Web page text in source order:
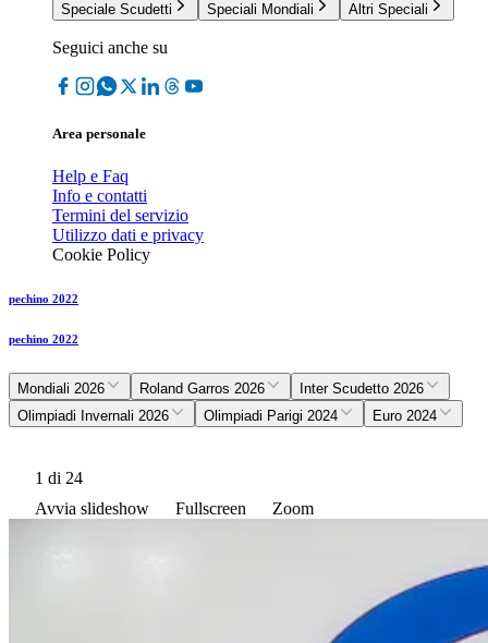
Speciale Scudetti
Speciali Mondiali Altri Speciali
Seguici anche su
Area personale
Help e Faq
Info e contatti
Termini del servizio
Utilizzo dati e privacy
Cookie Policy
pechino 2022
pechino 2022
Mondiali 2026 Roland Garros 2026
Inter Scudetto 2026
Olimpiadi Invernali 2026
Olimpiadi Parigi 2024 Euro 2024
1 di 24
Avvia slideshow
Fullscreen Zoom